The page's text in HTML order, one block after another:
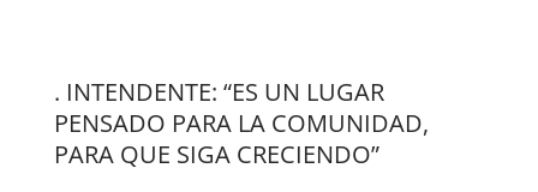
. INTENDENTE: “ES UN LUGAR
PENSADO PARA LA COMUNIDAD,
PARA QUE SIGA CRECIENDO”